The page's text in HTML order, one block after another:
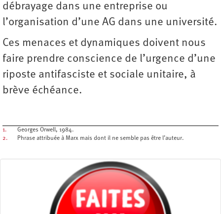
débrayage dans une entreprise ou
l’organisation d’une AG dans une université.
Ces menaces et dynamiques doivent nous
faire prendre conscience de l’urgence d’une
riposte antifasciste et sociale unitaire, à
brève échéance.
1.
Georges Orwell, 1984.
2.
Phrase attribuée à Marx mais dont il ne semble pas être l’auteur.